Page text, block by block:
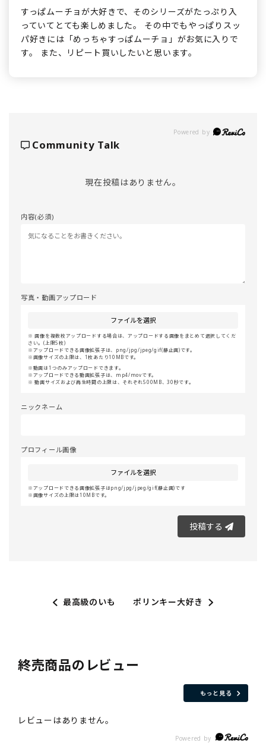
すっぱムーチョが大好きで、そのシリーズがたっぷり入
っていてとても楽しめました。 その中でもやっぱりスッ
パ好きには「めっちゃすっぱムーチョ」がお気に入りで
す。 また、リピート買いしたいと思います。
Powered by
Community Talk
現在投稿はありません。
内容(必須)
写真・動画アップロード
ファイルを選択
画像を複数枚アップロードする場合は、アップロードする画像をまとめて選択してくだ
さい。(上限5枚)
アップロードできる画像拡張子は、png/jpg/jpeg/gif(静止画)です。
画像サイズの上限は、1枚あたり10MBです。
動画は1つのみアップロードできます。
アップロードできる動画拡張子は、mp4/movです。
動画サイズおよび再生時間の上限は、それぞれ500MB、30秒です。
ニックネーム
プロフィール画像
ファイルを選択
アップロードできる画像拡張子はpng/jpg/jpeg/gif(静止画)です
画像サイズの上限は10MBです。
投稿する
最高級のいも ポリンキー大好き
終売商品のレビュー
もっと見る